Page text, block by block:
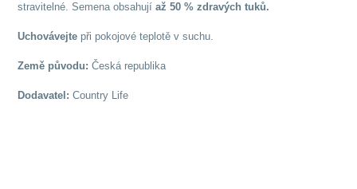
stravitelné. Semena obsahujíaž 50 % zdravých tuků.
Uchovávejte při pokojové teplotě v suchu.
Země původu: Česká republika
Dodavatel: Country Life